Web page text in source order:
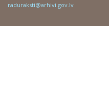
raduraksti@arhivi.gov.lv